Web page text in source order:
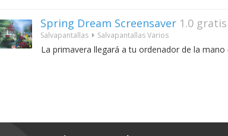
Spring Dream Screensaver 1.0 gratis
Salvapantallas Salvapantallas Varios
La primavera llegará a tu ordenador de la